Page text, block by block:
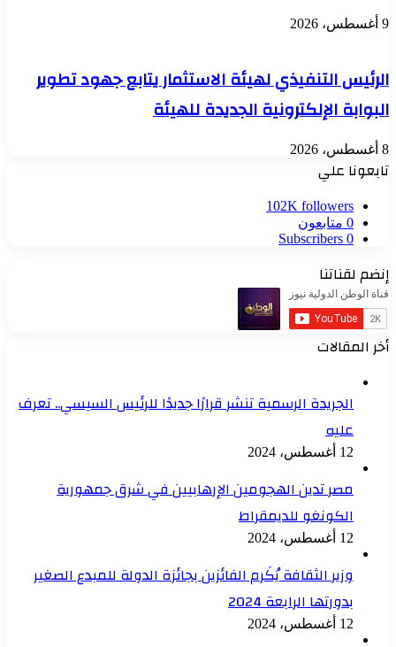
9 أغسطس، 2026
الرئيس التنفيذي لهيئة الاستثمار يتابع جهود تطوير
البوابة الإلكترونية الجديدة للهيئة
8 أغسطس، 2026
تابعونا علي
102K followers
0 متابعون
0
Subscribers
إنضم لقناتنا
أخر المقالات
الجريدة الرسمية تنشر قرارًا جديدًا للرئيس السيسي.. تعرف
عليه
12 أغسطس، 2024
مصر تدين الهجومين الإرهابيين في شرق جمهورية
الكونغو للديمقراط
12 أغسطس، 2024
وزير الثقافة يُكَرم الفائزين بجائزة الدولة للمبدع الصغير
بدورتها الرابعة 2024
12 أغسطس، 2024